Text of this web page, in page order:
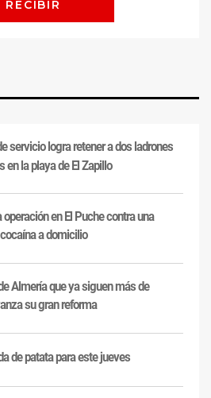
servicio logra retener a dos ladrones
en la playa de El Zapillo
en El Puche contra una
a domicilio
Almería que ya siguen más de
su gran reforma
de patata para este jueves